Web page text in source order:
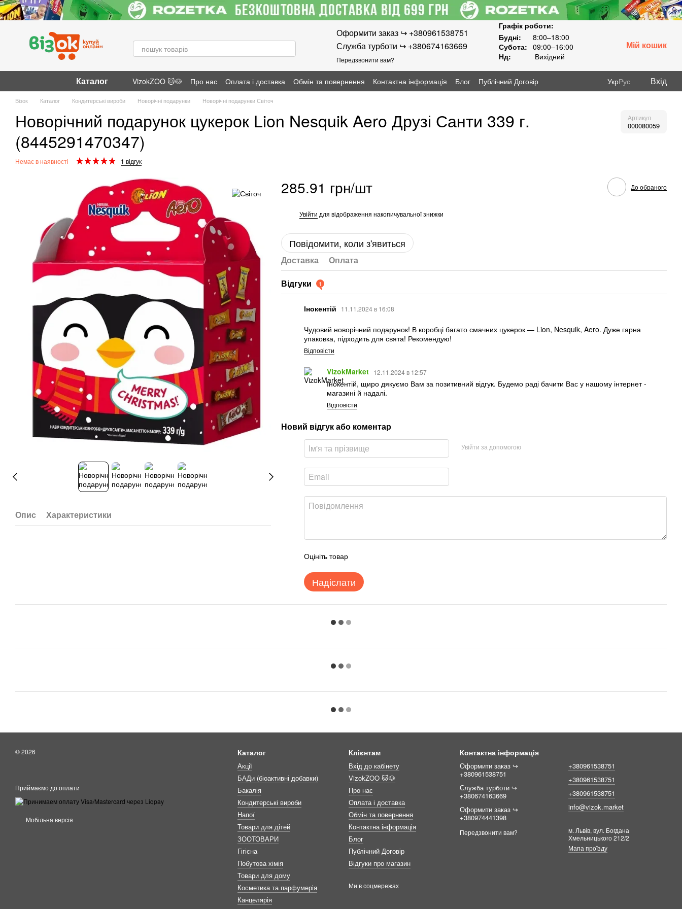
Перейти до основного контенту
Оформити заказ ↪︎ +380961538751
Служба турботи ↪︎ +380674163669
Передзвонити вам?
Графік роботи:
Будні:
8:00–18:00
Субота: 09:00–16:00
Нд:
Вихідний
Мій кошик
Каталог VizokZOO 🐱🐶 Про нас Оплата і доставка Обмін та повернення Контактна інформація Блог
Публічний Договір
Відгуки про магазин
УкрРус Вхід
Візок Каталог Кондитерські вироби Новорічні подарунки Новорічні подарунки Світоч
Новорічний подарунок цукерок Lion Nesquik Aero Друзі Санти 339 г.
(8445291470347)
Артикул
000080059
Немає в наявності 1 відгук
Опис Характеристики
285.91 грн/шт До обраного
Увійти для відображення накопичувальної знижки
Повідомити, коли з'явиться
Доставка
Оплата
Відгуки
1
Інокентій 11.11.2024 в 16:08
Чудовий новорічний подарунок! В коробці багато смачних цукерок — Lion, Nesquik, Aero. Дуже гарна
упаковка, підходить для свята! Рекомендую!
Відповісти
VizokMarket 12.11.2024 в 12:57
Інокентій, щиро дякуємо Вам за позитивний відгук. Будемо раді бачити Вас у нашому інтернет -
магазині й надалі.
Відповісти
Новий відгук або коментар
Увійти за допомогою
Оцініть товар
Надіслати
© 2026
Приймаємо до оплати
Мобільна версія
Каталог
Акції
БАДи (біоактивні добавки)
Бакалія
Кондитерські вироби
Напої
Товари для дітей
ЗООТОВАРИ
Гігієна
Побутова хімія
Товари для дому
Косметика та парфумерія
Канцелярія
Клієнтам
Вхід до кабінету
VizokZOO 🐱🐶
Про нас
Оплата і доставка
Обмін та повернення
Контактна інформація
Блог
Публічний Договір
Відгуки про магазин
Ми в соцмережах
Контактна інформація
Оформити заказ ↪︎
+380961538751
Служба турботи ↪︎
+380674163669
Оформити заказ ↪︎
+380974441398
Передзвонити вам?
+380961538751
+380961538751
+380961538751
info@vizok.market
м. Львів, вул. Богдана
Хмельницького 212/2
Мапа проїзду